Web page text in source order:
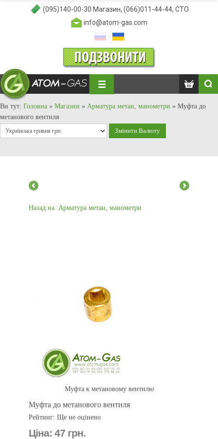
(095)140-00-30 Магазин, (066)011-44-44, СТО
info@atom-gas.com
Ви тут: Головна » Магазин » Арматура метан, манометри » Муфта до
метанового вентиля
Назад на :Арматура метан, манометри
Муфта к метановому вентилю
Муфта до метанового вентиля
Рейтинг: Ще не оцінено
Ціна: 47 грн.